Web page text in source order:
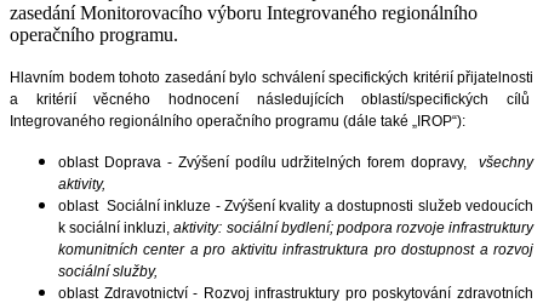
zasedání Monitorovacího výboru Integrovaného regionálního
operačního programu.
Hlavním bodem tohoto zasedání bylo schválení specifických kritérií přijatelnosti
a kritérií věcného hodnocení následujících oblastí/specifických cílů
Integrovaného regionálního operačního programu (dále také „IROP“):
oblast Doprava - Zvýšení podílu udržitelných forem dopravy, všechny
aktivity,
oblast Sociální inkluze - Zvýšení kvality a dostupnosti služeb vedoucích
k sociální inkluzi,aktivity: sociální bydlení; podpora rozvoje infrastruktury
komunitních center a pro aktivitu infrastruktura pro dostupnost a rozvoj
sociální služby,
oblast Zdravotnictví - Rozvoj infrastruktury pro poskytování zdravotních